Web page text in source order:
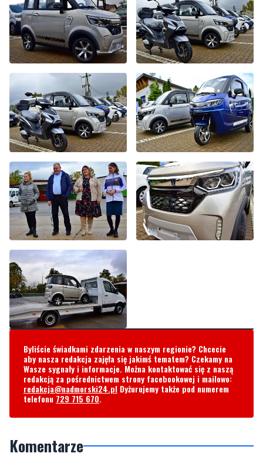
Byliście świadkami zdarzenia w naszym regionie? Chcecie
aby nasza redakcja zajęła się jakimś tematem? Czekamy na
Wasze sygnały i informacje. Można kontaktować się z naszą
redakcja@nadmorski24.plDyżurujemy także pod numerem
telefonu729 715 670.
Komentarze
Kupić chińskie pojazdy elektryczne, to takie patriotyczne. A z